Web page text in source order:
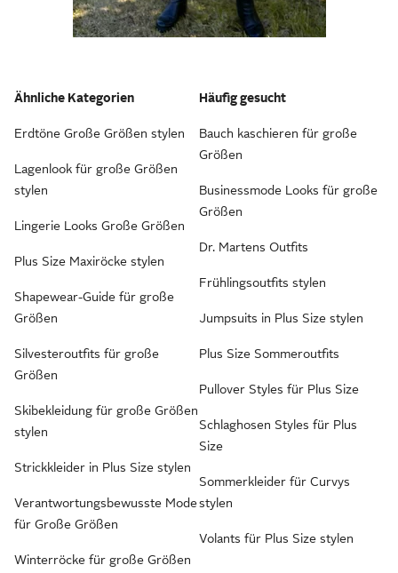
Ähnliche Kategorien
Erdtöne Große Größen stylen
Lagenlook für große Größen
stylen
Lingerie Looks Große Größen
Plus Size Maxiröcke stylen
Shapewear-Guide für große
Größen
Silvesteroutfits für große
Größen
Skibekleidung für große Größen
stylen
Strickkleider in Plus Size stylen
Verantwortungsbewusste Mode
für Große Größen
Winterröcke für große Größen
Häufig gesucht
Bauch kaschieren für große
Größen
Businessmode Looks für große
Größen
Dr. Martens Outfits
Frühlingsoutfits stylen
Jumpsuits in Plus Size stylen
Plus Size Sommeroutfits
Pullover Styles für Plus Size
Schlaghosen Styles für Plus
Size
Sommerkleider für Curvys
stylen
Volants für Plus Size stylen